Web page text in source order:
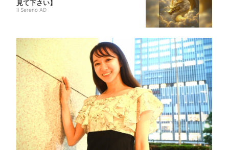
見て下さい】
Il Sereno AD